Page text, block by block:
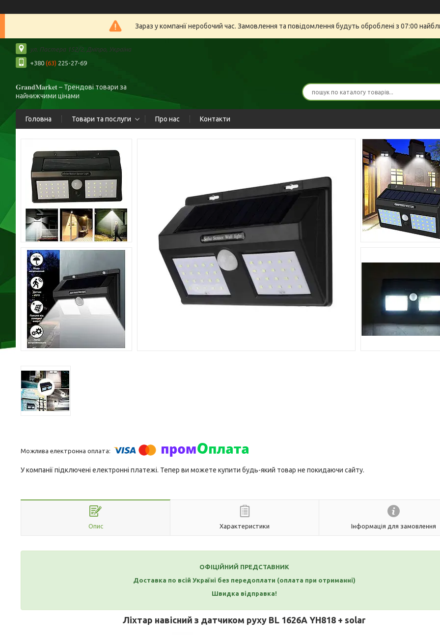
Зараз у компанії неробочий час. Замовлення та повідомлення будуть оброблені з 07:00
ул. Пастера 152/2, Дніпро, Україна
+380 (63) 225-27-69
𝐆𝐫𝐚𝐧𝐝𝐌𝐚𝐫𝐤𝐞𝐭 – Трендові товари за
найнижчими цінами
Головна Товари та послуги Про нас Контакти
У компанії підключені електронні платежі. Тепер ви можете купити будь-який товар не покидаючи сайту.
Опис Характеристики Інформація для замовлення
ОФІЦІЙНИЙ ПРЕДСТАВНИК
Доставка по всій Україні без передоплати (оплата при отриманні)
Швидка відправка!
Ліхтар навісний з датчиком руху BL 1626A YH818 + solar